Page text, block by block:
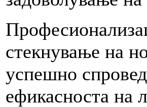
стекнување на
успешно
ефикасноста на